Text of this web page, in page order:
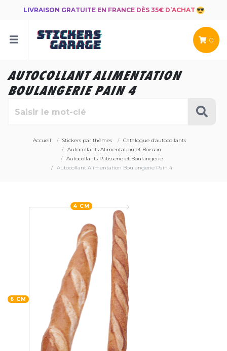
LIVRAISON GRATUITE EN FRANCE DÈS 35€ D’ACHAT
0
AUTOCOLLANT ALIMENTATION
BOULANGERIE PAIN 4
Accueil Stickers par thèmes
Catalogue d'autocollants
Autocollants Alimentation et Boisson
Autocollants Pâtisserie et Boulangerie
Autocollant Alimentation Boulangerie Pain 4
6 CM
4 CM